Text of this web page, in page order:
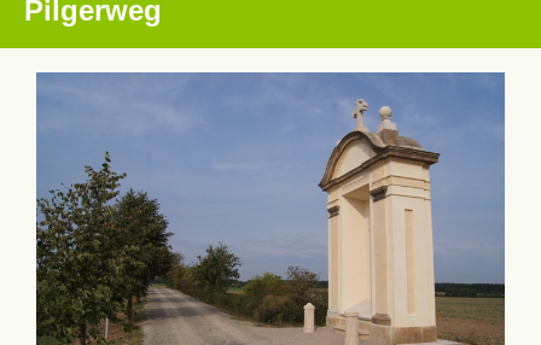
Pilgerweg